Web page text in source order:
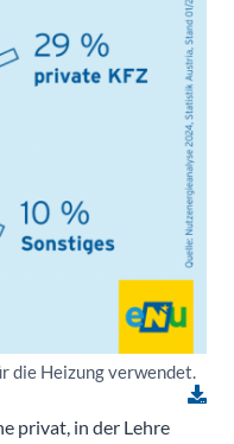
die Heizung verwendet.
privat, in der Lehre